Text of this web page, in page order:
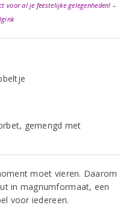
al je feestelijke gelegenheden! –
gemengd met
moet vieren. Daarom
in magnumformaat, een
voor iedereen.